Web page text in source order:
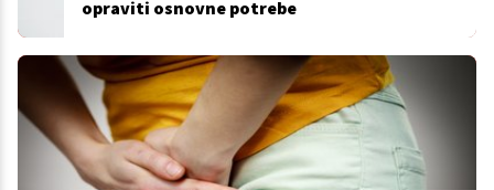
opraviti osnovne potrebe